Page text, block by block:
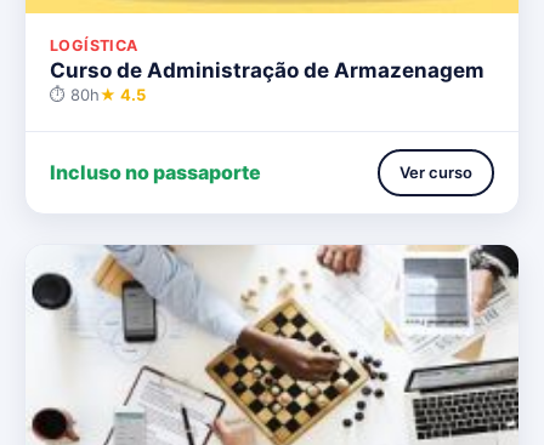
LOGÍSTICA
Curso de Administração de Armazenagem
⏱ 80h★ 4.5
Incluso no passaporte Ver curso